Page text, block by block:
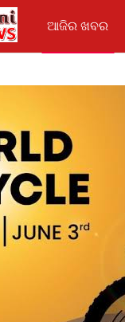
ଆଜିର ଖବର